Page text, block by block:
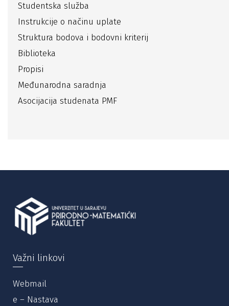
Studentska služba
Instrukcije o načinu uplate
Struktura bodova i bodovni kriterij
Biblioteka
Propisi
Međunarodna saradnja
Asocijacija studenata PMF
Važni linkovi
Webmail
e – Nastava